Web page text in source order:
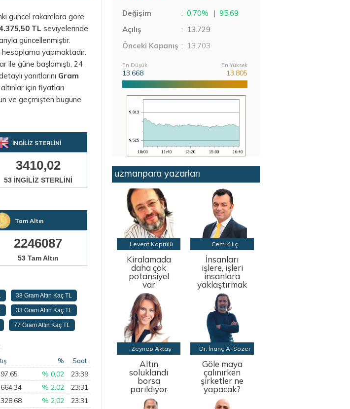
güncel rakamlara göre
TL seviyelerinde
güncellenmiştir.
yapmaktadır.
ile güne başlamıştı, 24
yanıtlarını Gram
için fiyatları
ve geçmişten bugüne
İNGİLİZ STERLİNİ
3410,02
53 İNGİLİZ STERLİNİ
Tam Altın
2246087
53 Tam Altın
38 Gram Altın Kaç TL
33 Gram Altın Kaç TL
77 Gram Altın Kaç TL
%
Saat
% 0,02 23:39
% 2,02 23:31
% 2,02 23:31
Değişim : 0,70% | 95,69
Açılış
: 13.729
Önceki Kapanış : 13.703
En Düşük
13.668
En Yüksek
13.805
uzmanpara yazarları
Levent Köprülü
Kiralamada
daha çok
potansiyel
var
Cem Kılıç
İnsanları
işlere, işleri
insanlara
yaklaştırmak
Zeynep Aktaş
Altın
soluklandı
borsa
parıldıyor
Dr. İnanç A. Sözer
Göle maya
çalınırken
şirketler ne
yapacak?